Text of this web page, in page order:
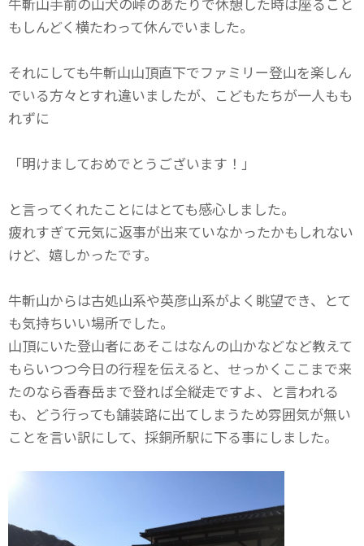
もしんどく横たわって休んでいました。
それにしても牛斬山山頂直下でファミリー登山を楽しん
でいる方々とすれ違いましたが、こどもたちが一人もも
れずに
「明けましておめでとうございます！」
と言ってくれたことにはとても感心しました。
疲れすぎて元気に返事が出来ていなかったかもしれない
けど、嬉しかったです。
牛斬山からは古処山系や英彦山系がよく眺望でき、とて
も気持ちいい場所でした。
山頂にいた登山者にあそこはなんの山かなどなど教えて
もらいつつ今日の行程を伝えると、せっかくここまで来
たのなら香春岳まで登れば全縦走ですよ、と言われる
も、どう行っても舗装路に出てしまうため雰囲気が無い
ことを言い訳にして、採銅所駅に下る事にしました。